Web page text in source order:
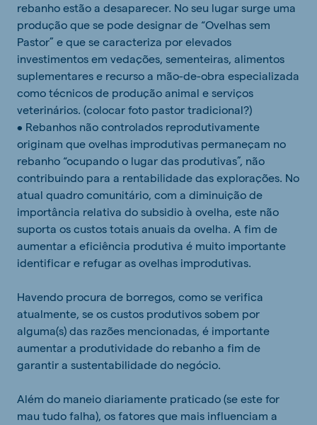
rebanho estão a desaparecer. No seu lugar surge uma
produção que se pode designar de “Ovelhas sem
Pastor” e que se caracteriza por elevados
investimentos em vedações, sementeiras, alimentos
suplementares e recurso a mão-de-obra especializada
como técnicos de produção animal e serviços
veterinários. (colocar foto pastor tradicional?)
• Rebanhos não controlados reprodutivamente
originam que ovelhas improdutivas permaneçam no
rebanho “ocupando o lugar das produtivas”, não
contribuindo para a rentabilidade das explorações. No
atual quadro comunitário, com a diminuição de
importância relativa do subsidio à ovelha, este não
suporta os custos totais anuais da ovelha. A fim de
aumentar a eficiência produtiva é muito importante
identificar e refugar as ovelhas improdutivas.
Havendo procura de borregos, como se verifica
atualmente, se os custos produtivos sobem por
alguma(s) das razões mencionadas, é importante
aumentar a produtividade do rebanho a fim de
garantir a sustentabilidade do negócio.
Além do maneio diariamente praticado (se este for
mau tudo falha), os fatores que mais influenciam a